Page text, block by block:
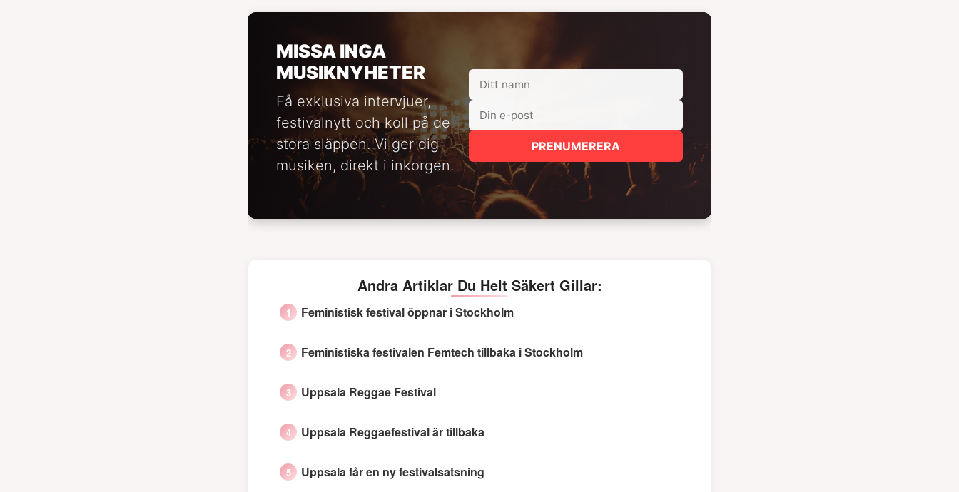
MISSA INGA
MUSIKNYHETER
Få exklusiva intervjuer,
festivalnytt och koll på de
stora släppen. Vi ger dig
musiken, direkt i inkorgen.
PRENUMERERA
Andra Artiklar Du Helt Säkert Gillar:
Feministisk festival öppnar i Stockholm
Feministiska festivalen Femtech tillbaka i Stockholm
Uppsala Reggae Festival
Uppsala Reggaefestival är tillbaka
Uppsala får en ny festivalsatsning